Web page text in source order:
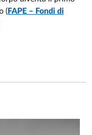
(FAPE – Fondi di